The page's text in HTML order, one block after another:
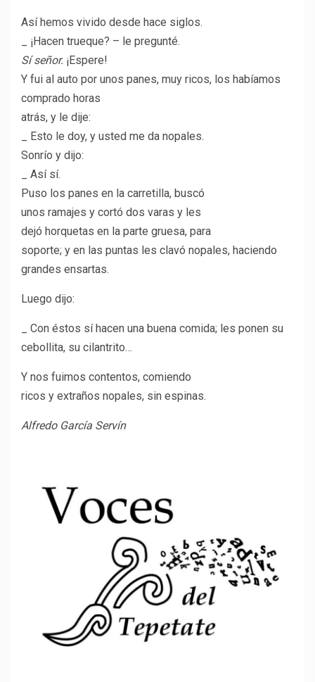
Así hemos vivido desde hace siglos.
_ ¡Hacen trueque? – le pregunté.
Sí señor. ¡Espere!
Y fui al auto por unos panes, muy ricos, los habíamos
comprado horas
atrás, y le dije:
_ Esto le doy, y usted me da nopales.
Sonrío y dijo:
_ Así sí.
Puso los panes en la carretilla, buscó
unos ramajes y cortó dos varas y les
dejó horquetas en la parte gruesa, para
soporte; y en las puntas les clavó nopales, haciendo
grandes ensartas.
Luego dijo:
_ Con éstos sí hacen una buena comida; les ponen su
cebollita, su cilantrito…
Y nos fuimos contentos, comiendo
ricos y extraños nopales, sin espinas.
Alfredo García Servín